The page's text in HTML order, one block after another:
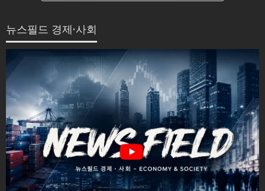
뉴스필드 경제·사회